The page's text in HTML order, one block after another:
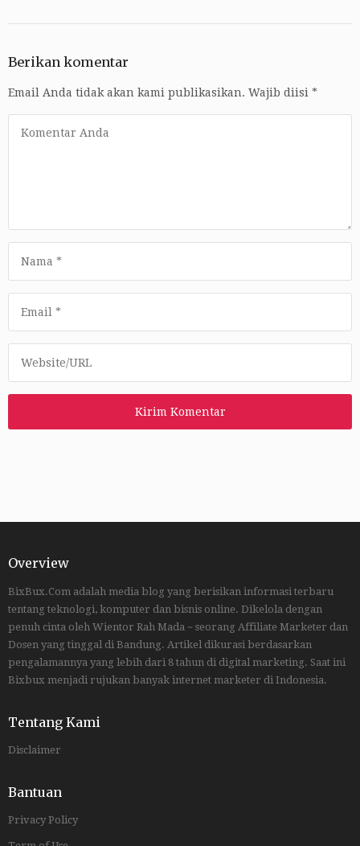
Berikan komentar
Email Anda tidak akan kami publikasikan. Wajib diisi *
Overview
BixBux.Com adalah media blog yang berisikan informasi terbaru
tentang teknologi, komputer dan bisnis online. Dikelola dengan
penuh cinta oleh Wientor Rah Mada ~ seorang Affiliate Marketer dan
Dosen yang tinggal di Bandung. Artikel dikurasi berdasarkan
pengalamannya yang lebih dari 8 tahun di digital marketing. Saat ini
Bixbux menjadi rujukan banyak internet marketer di Indonesia.
Tentang Kami
Disclaimer
Bantuan
Privacy Policy